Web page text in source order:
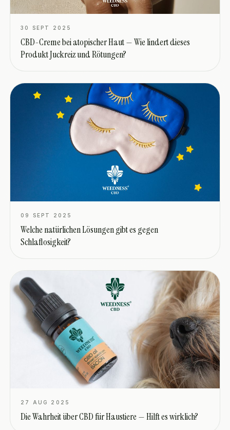
30 SEPT 2025
CBD-Creme bei atopischer Haut — Wie lindert dieses
Produkt Juckreiz und Rötungen?
09 SEPT 2025
Welche natürlichen Lösungen gibt es gegen
Schlaflosigkeit?
27 AUG 2025
Die Wahrheit über CBD für Haustiere — Hilft es wirklich?